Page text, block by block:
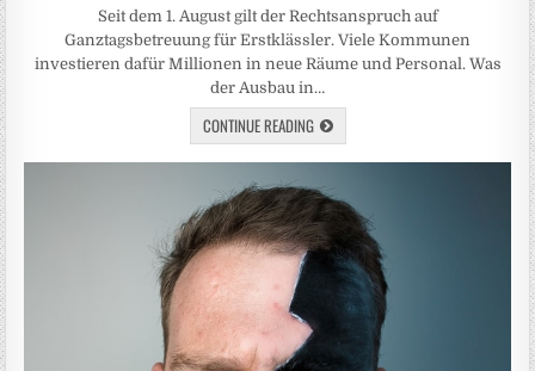
Seit dem 1. August gilt der Rechtsanspruch auf
Ganztagsbetreuung für Erstklässler. Viele Kommunen
investieren dafür Millionen in neue Räume und Personal. Was
der Ausbau in…
CONTINUE READING